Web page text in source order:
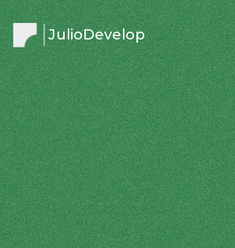
JulioDevelop